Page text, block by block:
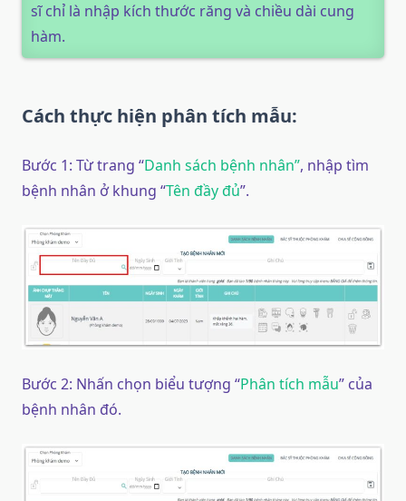
sĩ chỉ là nhập kích thước răng và chiều dài cung
hàm.
Cách thực hiện phân tích mẫu:
Bước 1: Từ trang “Danh sách bệnh nhân”, nhập tìm
bệnh nhân ở khung “Tên đầy đủ”.
Bước 2: Nhấn chọn biểu tượng “Phân tích mẫu” của
bệnh nhân đó.